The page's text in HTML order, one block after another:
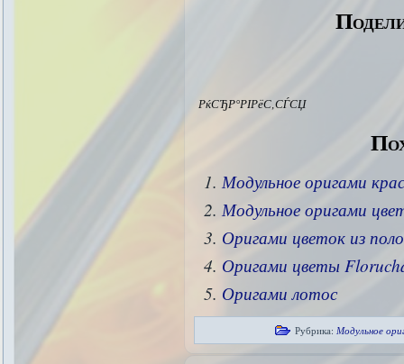
РќСЂР°РІРёС‚СЃСЏ
Модульное оригами
Модульное оригами
Оригами цветок из
Оригами цветы
Оригами лотос
Рубрика: Модульное